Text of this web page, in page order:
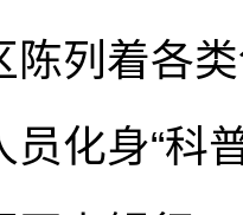
陈列着各
化身“科